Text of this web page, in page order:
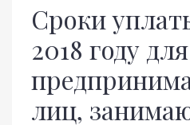
Сроки
2018 году для
лиц,